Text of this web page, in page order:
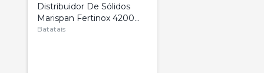
Distribuidor De Sólidos
Marispan Fertinox 4200
Citrus
Batatais